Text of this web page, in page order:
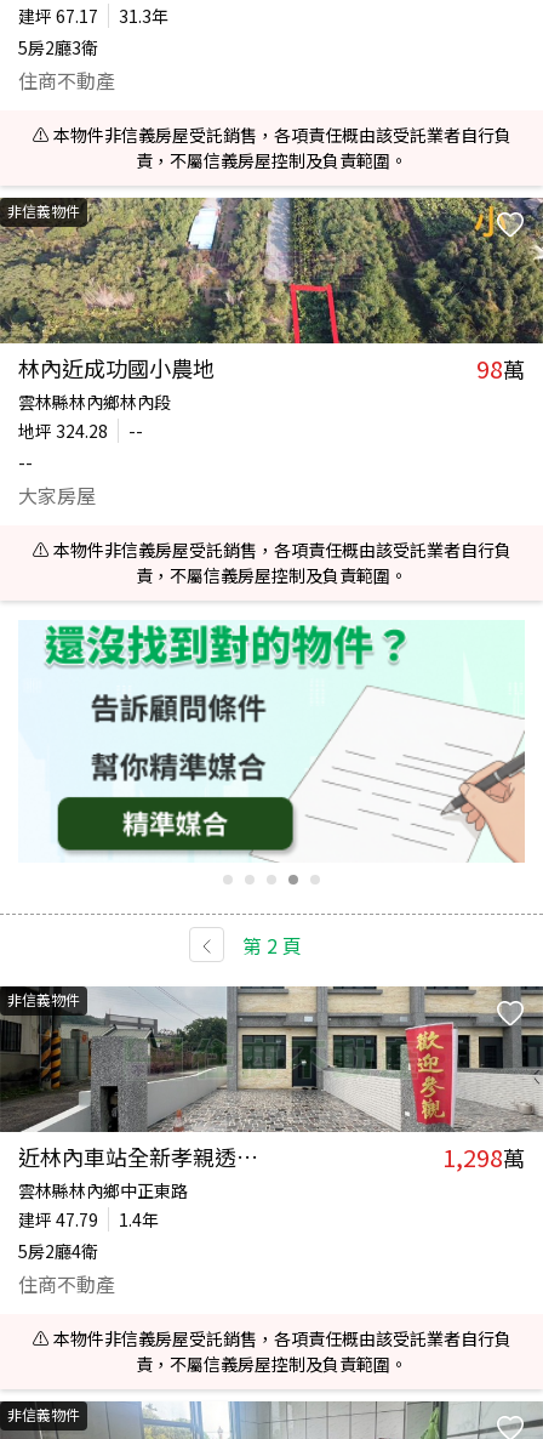
建坪 67.17
31.3年
5房2廳3衛
住商不動產
⚠️ 本物件非信義房屋受託銷售，各項責任概由該受託業者自行負
責，不屬信義房屋控制及負責範圍。
非信義物件
林內近成功國小農地 98萬
雲林縣林內鄉林內段
地坪 324.28
--
--
大家房屋
⚠️ 本物件非信義房屋受託銷售，各項責任概由該受託業者自行負
責，不屬信義房屋控制及負責範圍。
第 2頁
非信義物件
近林內車站全新孝親透天｜A1 1,298萬
雲林縣林內鄉中正東路
建坪 47.79
1.4年
5房2廳4衛
住商不動產
⚠️ 本物件非信義房屋受託銷售，各項責任概由該受託業者自行負
責，不屬信義房屋控制及負責範圍。
非信義物件